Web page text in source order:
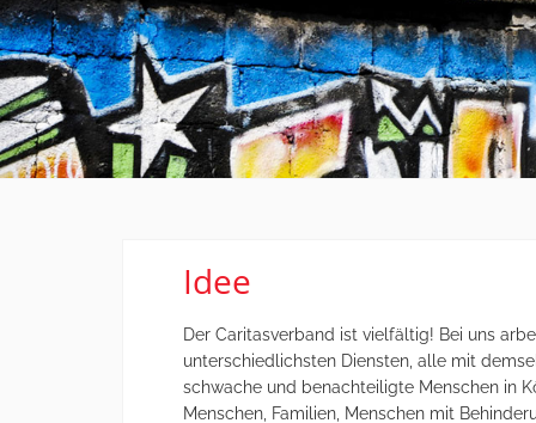
Idee
Der Caritasverband ist vielfältig! Bei uns
unterschiedlichsten Diensten, alle mit
schwache und benachteiligte Menschen in
Menschen, Familien, Menschen mit